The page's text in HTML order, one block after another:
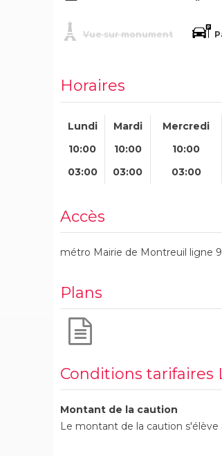
Vue sur monument
Horaires
Lundi Mardi Mercredi
10:00
10:00 10:00
03:00
03:00 03:00
Accès
métro Mairie de Montreuil ligne 9
Plans
Conditions tarifaires
Montant de la caution
Le montant de la caution s'élève